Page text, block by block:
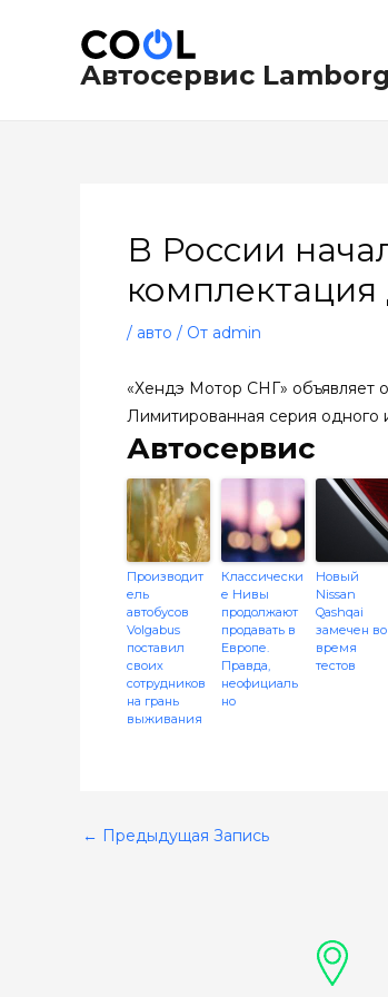
содержимомуАвтосервис
В России
/ авто / От admin
«Хендэ Мотор СНГ» объявляет
Лимитированная серия одного
Автосервис
Производит
ель
автобусов
Volgabus
поставил
своих
сотрудников
на грань
выживания
Классически
е Нивы
продолжают
продавать в
Европе.
Правда,
неофициаль
но
Новый
Nissan
Qashqai
замечен во
время
тестов
по
записям
← Предыдущая Запись